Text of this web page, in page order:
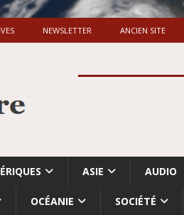
NEWSLETTER ANCIEN SITE
ASIE AUDIO
OCÉANIE SOCIÉTÉ